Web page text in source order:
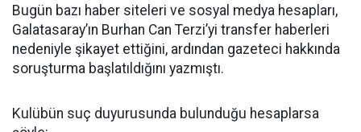
Bugün bazı haber siteleri ve sosyal medya hesapları,
Galatasaray’ın Burhan Can Terzi’yi transfer haberleri
nedeniyle şikayet ettiğini, ardından gazeteci hakkında
soruşturma başlatıldığını yazmıştı.
Kulübün suç duyurusunda bulunduğu hesaplarsa